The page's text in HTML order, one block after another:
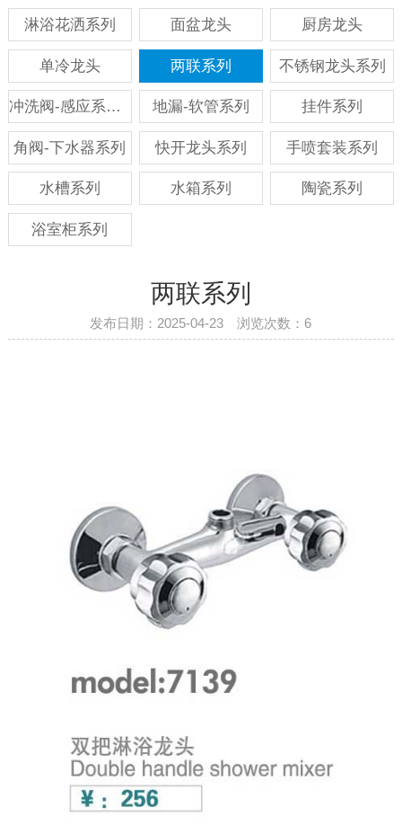
淋浴花洒系列 面盆龙头 厨房龙头
单冷龙头 两联系列 不锈钢龙头系列
冲洗阀-感应系列系列 地漏-软管系列 挂件系列
角阀-下水器系列 快开龙头系列 手喷套装系列
水槽系列 水箱系列 陶瓷系列
浴室柜系列
两联系列
发布日期：2025-04-23 浏览次数： 6